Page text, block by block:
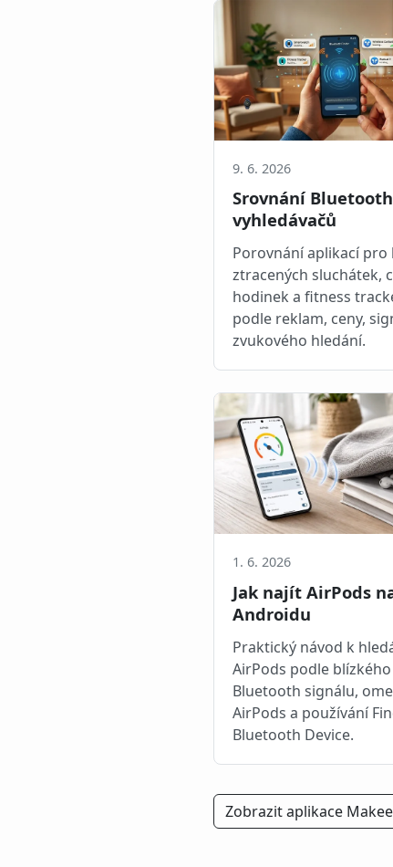
9. 6. 2026
Srovnání Bluetooth
vyhledávačů
Porovnání aplikací pro
ztracených sluchátek,
hodinek a fitness
podle reklam, ceny,
zvukového hledání.
1. 6. 2026
Jak najít AirPods
Androidu
Praktický návod k
AirPods podle blízkého
Bluetooth signálu,
AirPods a používání
Bluetooth Device.
Zobrazit aplikace